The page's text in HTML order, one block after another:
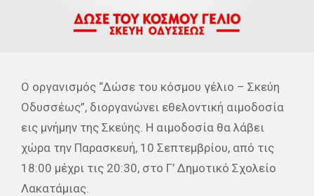
Ο οργανισμός “Δώσε του κόσμου γέλιο – Σκεύη
Οδυσσέως”, διοργανώνει εθελοντική αιμοδοσία
εις μνήμην της Σκεύης. Η αιμοδοσία θα λάβει
χώρα την Παρασκευή, 10 Σεπτεμβρίου, από τις
18:00 μέχρι τις 20:30, στο Γ’ Δημοτικό Σχολείο
Λακατάμιας.